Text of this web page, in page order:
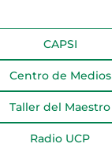
CAPSI
Centro de Medios
Taller del Maestro
Radio UCP